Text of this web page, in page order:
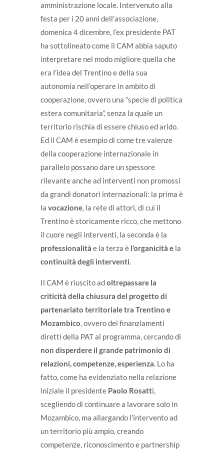
amministrazione locale. Intervenuto alla
festa per i 20 anni dell’associazione,
domenica 4 dicembre, l’ex presidente PAT
ha sottolineato come il CAM abbia saputo
interpretare nel modo migliore quella che
era l’idea del Trentino e della sua
autonomia nell’operare in ambito di
cooperazione, ovvero una “specie di politica
estera comunitaria”, senza la quale un
territorio rischia di essere chiuso ed arido.
Ed il CAM è esempio di come tre valenze
della cooperazione internazionale in
parallelo possano dare un spessore
rilevante anche ad interventi non promossi
da grandi donatori internazionali: la prima è
la vocazione, la rete di attori, di cui il
Trentino è storicamente ricco, che mettono
il cuore negli interventi, la seconda è la
professionalità e la terza è l’organicità e la
continuità degli interventi.
Il CAM è riuscito adoltrepassare la
criticità della chiusura del progetto di
partenariato territoriale tra Trentino e
Mozambico, ovvero dei finanziamenti
diretti della PAT al programma, cercando di
non disperdere il grande patrimonio di
relazioni, competenze, esperienza. Lo ha
fatto, come ha evidenziato nella relazione
iniziale il presidentePaolo Rosatti,
scegliendo di continuare a lavorare solo in
Mozambico, ma allargando l’intervento ad
un territorio più ampio, creando
competenze, riconoscimento e partnership